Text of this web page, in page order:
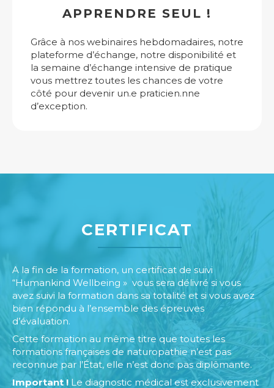
APPRENDRE SEUL !
Grâce à nos webinaires hebdomadaires, notre
plateforme d’échange, notre disponibilité et
la semaine d’échange intensive de pratique
vous mettrez toutes les chances de votre
côté pour devenir un.e praticien.nne
d’exception.
CERTIFICAT
A la fin de la formation, un certificat de suivi
“Humankind Wellbeing » vous sera délivré si vous
avez suivi la formation dans sa totalité et si vous avez
bien répondu à l’ensemble des épreuves
d’évaluation.
Cette formation au même titre que toutes les
formations françaises de naturopathie n’est pas
reconnue par l’État, elle n’est donc pas diplômante.
Important ! Le diagnostic médical est exclusivement